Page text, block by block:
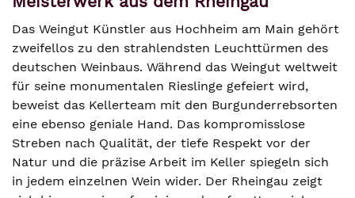
Das Weingut Künstler aus Hochheim am Main gehört
zweifellos zu den strahlendsten Leuchttürmen des
deutschen Weinbaus. Während das Weingut weltweit
für seine monumentalen Rieslinge gefeiert wird,
beweist das Kellerteam mit den Burgunderrebsorten
eine ebenso geniale Hand. Das kompromisslose
Streben nach Qualität, der tiefe Respekt vor der
Natur und die präzise Arbeit im Keller spiegeln sich
in jedem einzelnen Wein wider. Der Rheingau zeigt